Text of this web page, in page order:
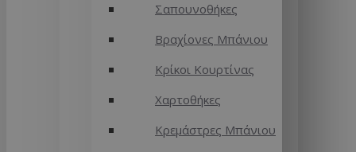
Σαπουνοθήκες
Βραχίονες Μπάνιου
Κρίκοι Κουρτίνας
Χαρτοθήκες
Κρεμάστρες Μπάνιου